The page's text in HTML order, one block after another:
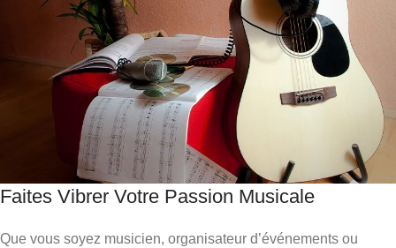
Faites Vibrer Votre Passion Musicale
Que vous soyez musicien, organisateur d’événements ou